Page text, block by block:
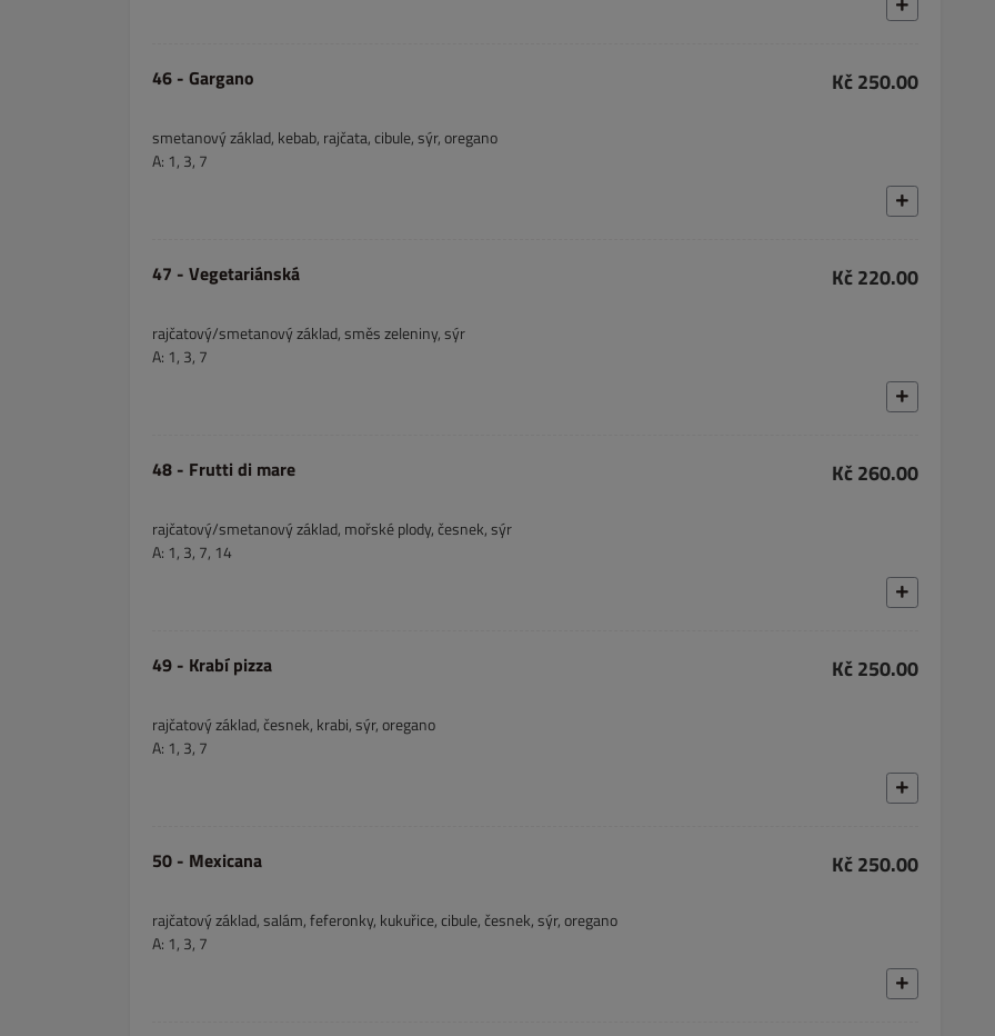
46 - Gargano Kč 250.00
smetanový základ, kebab, rajčata, cibule, sýr, oregano
A: 1, 3, 7
47 - Vegetariánská Kč 220.00
rajčatový/smetanový základ, směs zeleniny, sýr
A: 1, 3, 7
48 - Frutti di mare Kč 260.00
rajčatový/smetanový základ, mořské plody, česnek, sýr
A: 1, 3, 7, 14
49 - Krabí pizza Kč 250.00
rajčatový základ, česnek, krabi, sýr, oregano
A: 1, 3, 7
50 - Mexicana Kč 250.00
rajčatový základ, salám, feferonky, kukuřice, cibule, česnek, sýr, oregano
A: 1, 3, 7